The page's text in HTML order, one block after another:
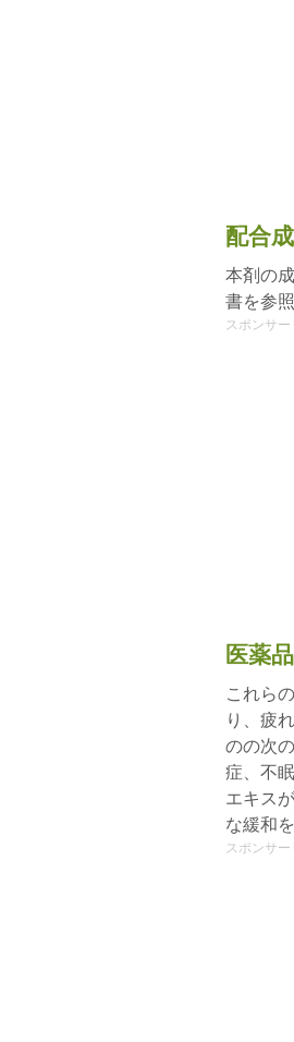
配合
本剤の
書を参
スポンサー
医薬
これら
り、疲
のの次
症、不
エキス
な緩和
スポンサー